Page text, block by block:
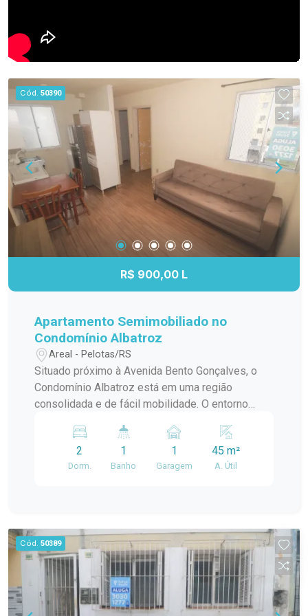
Cód. 50390
R$ 900,00 L
Apartamento Semimobiliado no
Condomínio Albatroz
Areal - Pelotas/RS
Situado próximo à Avenida Bento Gonçalves, o
Condomínio Albatroz está em uma região
consolidada e de fácil mobilidade. O entorno
escolas, restaurantes, linhas de transporte
público e diversos estabelecimentos comerciais,
garantindo mais comodidade e praticidade para o
funcionalidade e praticidade. A integração entre
sala e cozinha proporciona maior amplitude ao
ambiente social, tornando o imóvel ideal para
receber amigos, reunir a família ou aproveitar os
momentos de descanso. Ambientes: Sala de
2
Dorm.
1
Banho
1
Garagem
45 m²
A. Útil
Cód. 50389